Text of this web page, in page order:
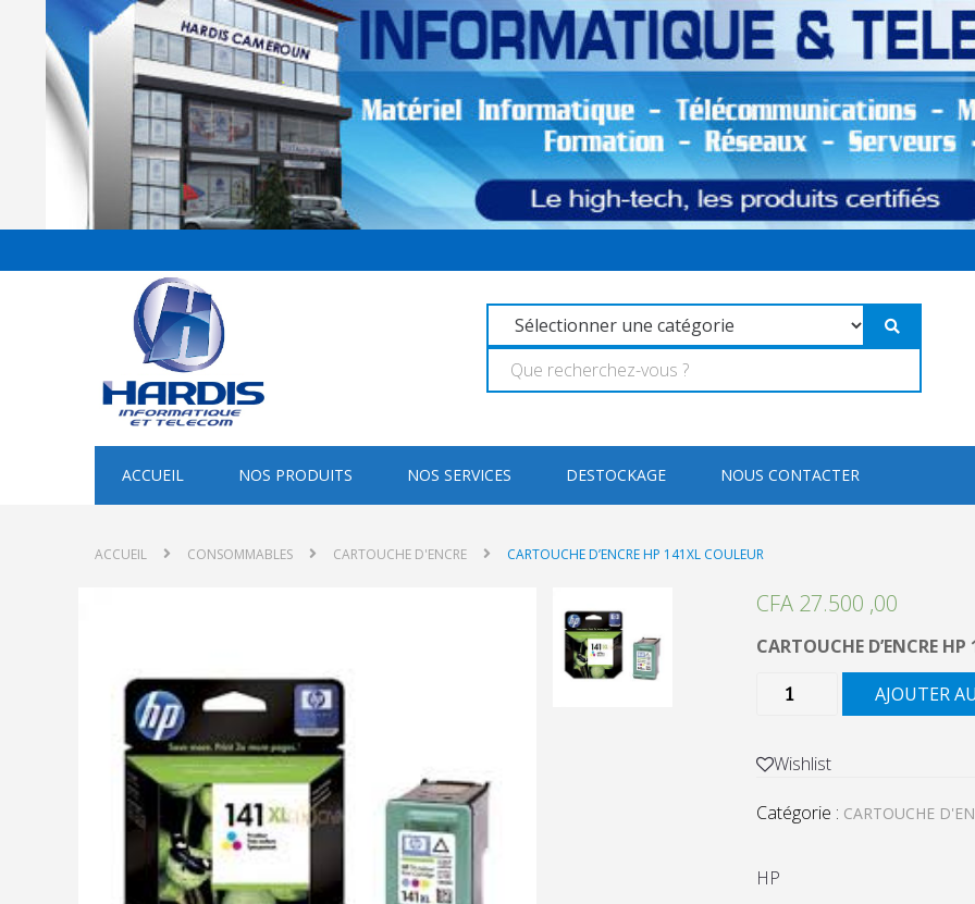
ACCUEIL NOS PRODUITS NOS SERVICES DESTOCKAGE NOUS CONTACTER
ACCUEIL CONSOMMABLES CARTOUCHE D'ENCRE CARTOUCHE D’ENCRE HP 141XL COULEUR
CFA 27.500 ,00
CARTOUCHE D’ENCRE
quantité
D'ENCRE
141XL
AJOUTER
Wishlist
Catégorie : CARTOUCHE
HP